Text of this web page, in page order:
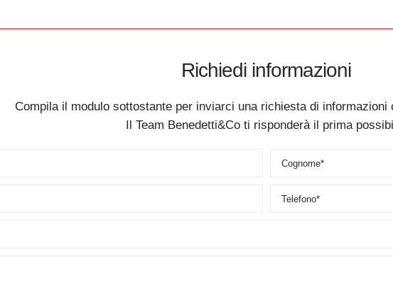
Richiedi informazioni
Compila il modulo sottostante per inviarci una richiesta di informazioni
Il Team Benedetti&Co ti risponderà il prima